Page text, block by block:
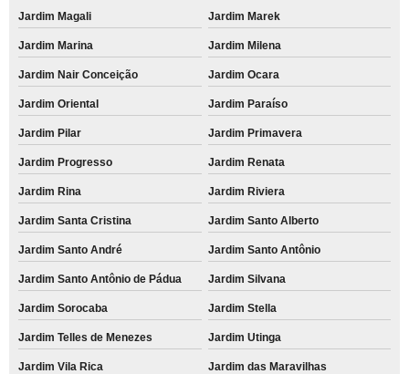
Jardim Magali Jardim Marek
Jardim Marina Jardim Milena
Jardim Nair Conceição Jardim Ocara
Jardim Oriental Jardim Paraíso
Jardim Pilar Jardim Primavera
Jardim Progresso Jardim Renata
Jardim Rina Jardim Riviera
Jardim Santa Cristina Jardim Santo Alberto
Jardim Santo André Jardim Santo Antônio
Jardim Santo Antônio de Pádua Jardim Silvana
Jardim Sorocaba Jardim Stella
Jardim Telles de Menezes Jardim Utinga
Jardim Vila Rica Jardim das Maravilhas